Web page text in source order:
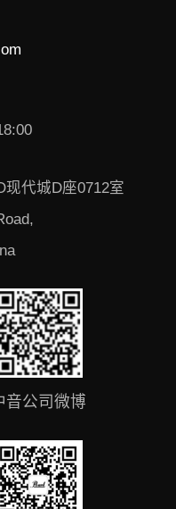
代城D座0712室
音公司微博